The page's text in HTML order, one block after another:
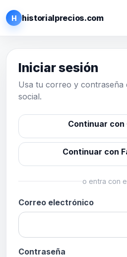
H historialprecios.com
Iniciar sesión
Usa tu correo y contraseña
social.
Continuar con
Continuar con
o entra con
Correo electrónico
Contraseña